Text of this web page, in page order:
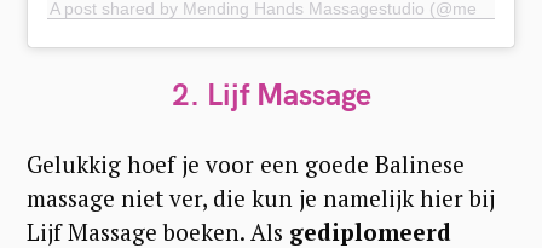
2. Lijf Massage
Gelukkig hoef je voor een goede Balinese
massage niet ver, die kun je namelijk hier bij
Lijf Massage boeken. Als gediplomeerd